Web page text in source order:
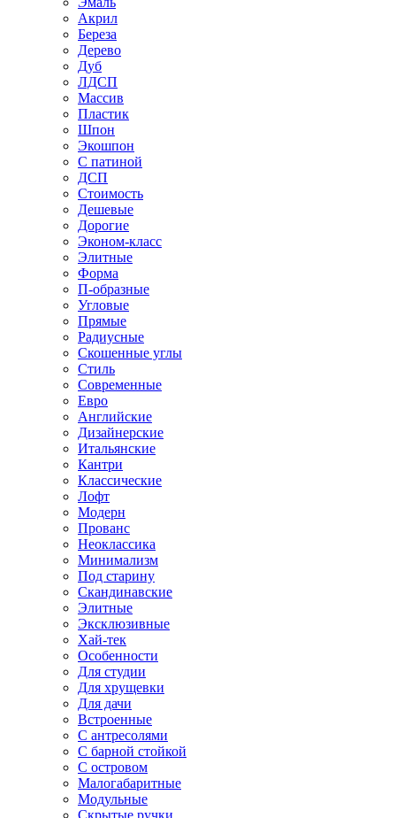
Акрил
Береза
Дерево
Дуб
ЛДСП
Массив
Пластик
Шпон
Экошпон
С патиной
ДСП
Стоимость
Дешевые
Дорогие
Эконом-класс
Элитные
Форма
П-образные
Угловые
Прямые
Радиусные
Скошенные углы
Стиль
Современные
Евро
Английские
Дизайнерские
Итальянские
Кантри
Классические
Лофт
Модерн
Прованс
Неоклассика
Минимализм
Под старину
Скандинавские
Элитные
Эксклюзивные
Хай-тек
Особенности
Для студии
Для хрущевки
Для дачи
Встроенные
С антресолями
С барной стойкой
С островом
Малогабаритные
Модульные
Скрытые ручки